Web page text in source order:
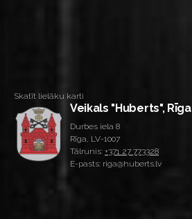
Skatīt lielāku karti
Veikals "Huberts", Rīga
Durbes iela 8
Rīga, LV-1007
Tālrunis: +371 27 773328
E-pasts: riga@huberts.lv